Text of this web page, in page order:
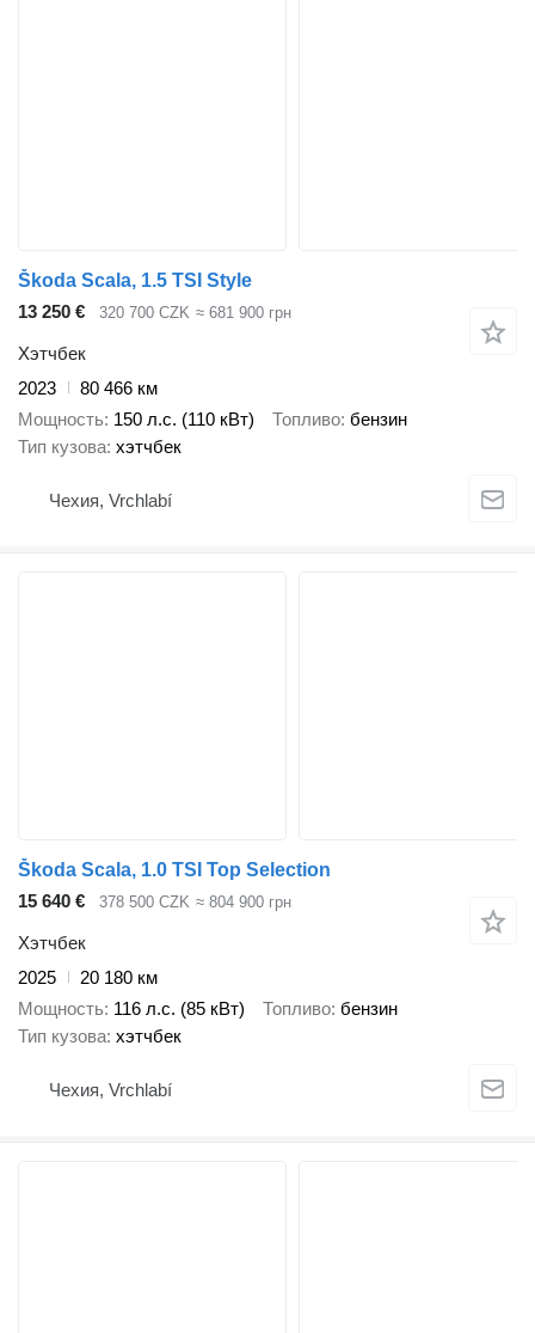
Škoda Scala, 1.5 TSI Style
13 250 €
320 700 CZK ≈ 681 900 грн
Хэтчбек
2023
80 466 км
Мощность 150 л.с. (110 кВт) Топливо бензин
Тип кузова хэтчбек
Чехия, Vrchlabí
Škoda Scala, 1.0 TSI Top Selection
15 640 €
378 500 CZK ≈ 804 900 грн
Хэтчбек
2025
20 180 км
Мощность 116 л.с. (85 кВт) Топливо бензин
Тип кузова хэтчбек
Чехия, Vrchlabí